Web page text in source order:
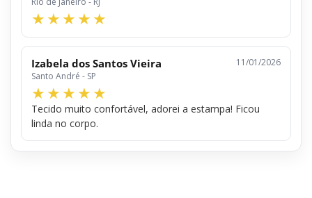
Izabela dos Santos Vieira
Santo André - SP
11/01/2026
Tecido muito confortável, adorei a estampa! Ficou
linda no corpo.